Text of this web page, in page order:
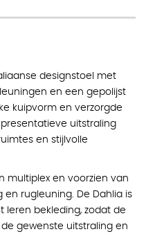
designstoel met
en een gepolijst
kuipvorm en verzorgde
uitstraling
en stijlvolle
multiplex en voorzien van
rugleuning. De Dahlia is
leren bekleding, zodat de
gewenste uitstraling en